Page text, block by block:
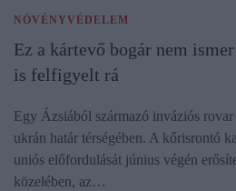
NÖVÉNYVÉDELEM
Ez a kártevő bogár nem
is felfigyelt rá
Egy Ázsiából származó inváziós
ukrán határ térségében. A kőrisrontó
uniós előfordulását június végén
közelében, az…